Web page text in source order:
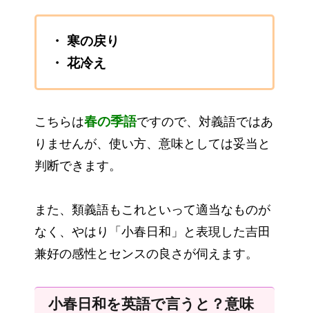
・ 寒の戻り
・ 花冷え
こちらは春の季語ですので、対義語ではあ
りませんが、使い方、意味としては妥当と
判断できます。
また、類義語もこれといって適当なものが
なく、やはり「小春日和」と表現した吉田
兼好の感性とセンスの良さが伺えます。
小春日和を英語で言うと？意味